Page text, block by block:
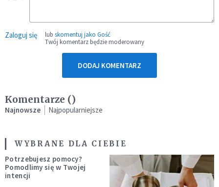
Zaloguj się lub skomentuj jako Gość
Twój komentarz będzie moderowany
DODAJ KOMENTARZ
Komentarze ()
Najnowsze Najpopularniejsze
WYBRANE DLA CIEBIE
Potrzebujesz pomocy?
Pomodlimy się w Twojej
intencji